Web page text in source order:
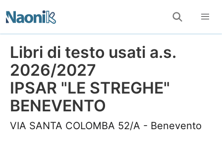
Libri di testo usati a.s.
2026/2027
IPSAR "LE STREGHE"
BENEVENTO
VIA SANTA COLOMBA 52/A - Benevento